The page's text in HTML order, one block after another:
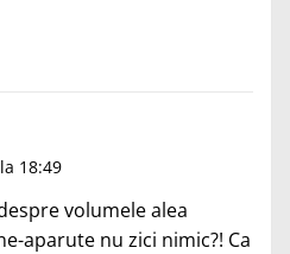
18:49
volumele alea
aparute nu zici nimic?! Ca